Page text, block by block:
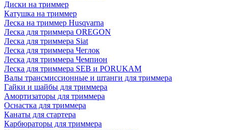
Диски на триммер
Катушка на триммер
Леска на триммер Husqvarna
Леска для триммера OREGON
Леска для триммера Siat
Леска для триммера Чеглок
Леска для триммера Чемпион
Леска для триммера SEB и PORUKAM
Валы трансмиссионные и штанги для триммера
Гайки и шайбы для триммера
Амортизаторы для триммера
Оснастка для триммера
Канаты для стартера
Карбюраторы для триммера